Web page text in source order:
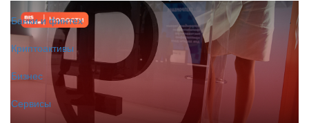
Банки и финтех
Криптоактивы
Бизнес
Сервисы